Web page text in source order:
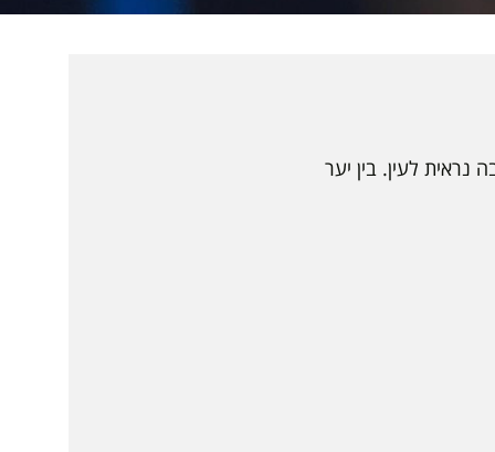
לעין. בין יער